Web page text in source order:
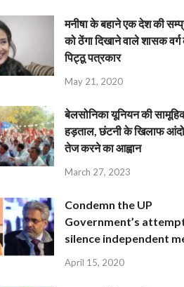
मनीषा के बहाने एक देश की
को ठेंगा दिखाने वाले शासक
पिट्ठू पत्रकार
May 21, 2020
बेलसोनिका यूनियन की
हड़ताल, छंटनी के खिलाफ
तेज करने का आह्वान
March 27, 2023
Condemn the UP
Government’s
silence independent
April 15, 2020